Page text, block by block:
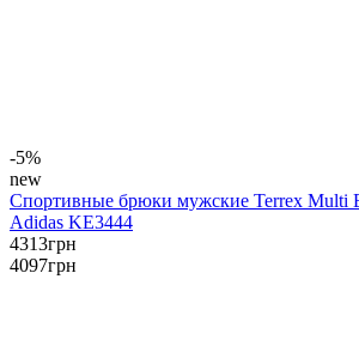
-5%
new
Спортивные брюки мужские Terrex Multi
Adidas KE3444
4313грн
4097грн